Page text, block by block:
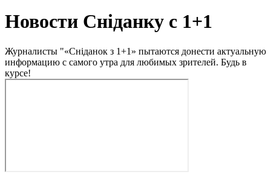
Новости Сніданку с 1+1
Журналисты "«Сніданок з 1+1» пытаются донести актуальную
информацию с самого утра для любимых зрителей. Будь в
курсе!